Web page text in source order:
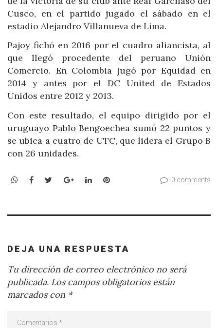
Cusco, en el partido jugado el sábado en el
estadio Alejandro Villanueva de Lima.
Pajoy fichó en 2016 por el cuadro aliancista, al
que llegó procedente del peruano Unión
Comercio. En Colombia jugó por Equidad en
2014 y antes por el DC United de Estados
Unidos entre 2012 y 2013.
Con este resultado, el equipo dirigido por el
uruguayo Pablo Bengoechea sumó 22 puntos y
se ubica a cuatro de UTC, que lidera el Grupo B
con 26 unidades.
WhatsApp
Facebook
TwitterGoogle+LinkedInPinterest 0 comments
DEJA UNA RESPUESTA
Tu dirección de correo electrónico no será
publicada. Los campos obligatorios están
marcados con *